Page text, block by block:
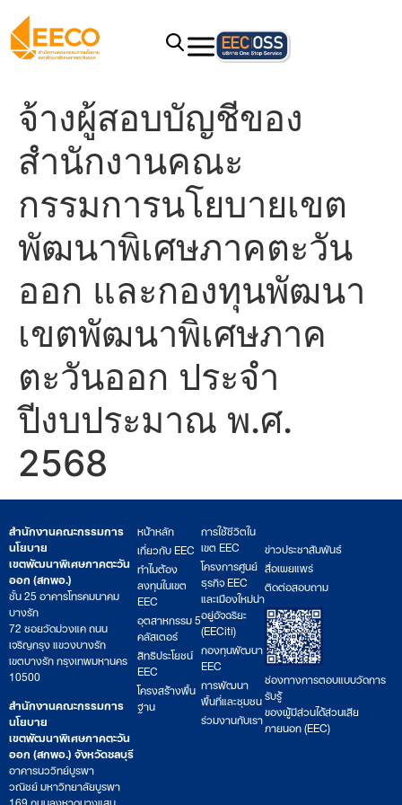
จ้างผู้สอบบัญชีของ
สำนักงานคณะ
กรรมการนโยบายเขต
พัฒนาพิเศษภาคตะวัน
ออก และกองทุนพัฒนา
เขตพัฒนาพิเศษภาค
ตะวันออก ประจำ
ปีงบประมาณ พ.ศ.
2568
สำนักงานคณะกรรมการ
นโยบาย
เขตพัฒนาพิเศษภาคตะวัน
ออก (สกพอ.)
ชั้น 25 อาคารโทรคมนาคม
บางรัก
72 ซอยวัดม่วงแค ถนน
เจริญกรุง แขวงบางรัก
เขตบางรัก กรุงเทพมหานคร
10500
สำนักงานคณะกรรมการ
นโยบาย
เขตพัฒนาพิเศษภาคตะวัน
ออก (สกพอ.) จังหวัดชลบุรี
อาคารนววิทย์บูรพา
วณิชย์ มหาวิทยาลัยบูรพา
หน้าหลัก
เกี่ยวกับ EEC
ทำไมต้อง
ลงทุนในเขต
EEC
อุตสาหกรรม 5
คลัสเตอร์
สิทธิประโยชน์
EEC
โครงสร้างพื้น
ฐาน
การใช้ชีวิตใน
เขต EEC
โครงการศูนย์
ธุรกิจ EEC
และเมืองใหม่น่า
อยู่อัจฉริยะ
(EECiti)
กองทุนพัฒนา
EEC
การพัฒนา
พื้นที่และชุมชน
ร่วมงานกับเรา
ข่าวประชาสัมพันธ์
สื่อเผยแพร่
ติดต่อสอบถาม
ช่องทางการตอบแบบวัดการ
รับรู้
ของผู้มีส่วนได้ส่วนเสีย
ภายนอก (EEC)